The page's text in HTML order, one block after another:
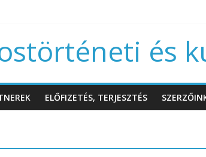
és
ELŐFIZETÉS, TERJESZTÉS